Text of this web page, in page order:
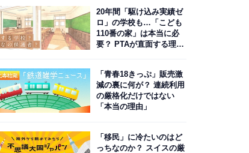
20年間「駆け込み実績ゼ
ロ」の学校も…「こども
110番の家」は本当に必
要？ PTAが直面する理想
「青春18きっぷ」販売激
減の裏に何が？ 連続利用
の厳格化だけではない
「本当の理由」
「移民」に冷たいのはど
っちなのか？ スイスの厳